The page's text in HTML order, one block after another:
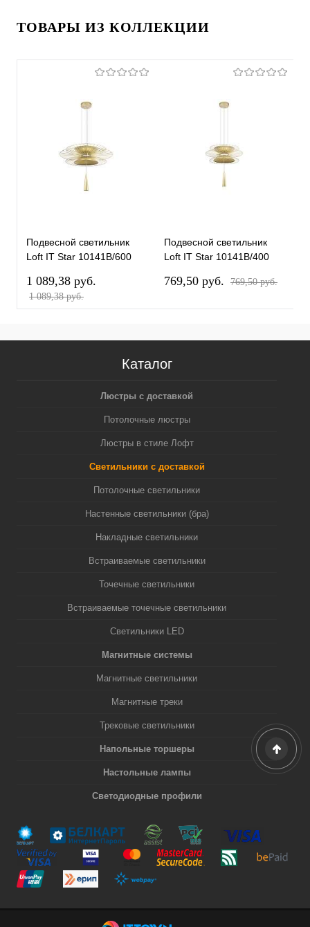
ТОВАРЫ ИЗ КОЛЛЕКЦИИ
Подвесной светильник
Loft IT Star 10141B/600
1 089,38 pуб.
1 089,38 pуб.
Подвесной светильник
Loft IT Star 10141B/400
769,50 pуб. 769,50 pуб.
Каталог
Люстры с доставкой
Потолочные люстры
Люстры в стиле Лофт
Светильники с доставкой
Потолочные светильники
Настенные светильники (бра)
Накладные светильники
Встраиваемые светильники
Точечные светильники
Встраиваемые точечные светильники
Светильники LED
Магнитные системы
Магнитные светильники
Магнитные треки
Трековые светильники
Напольные торшеры
Настольные лампы
Светодиодные профили